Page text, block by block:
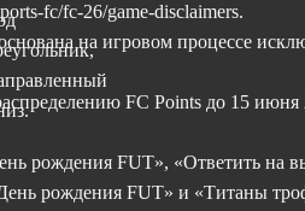
fc/fc-26/game-disclaimers.
на игровом процессе
FC Points до 15
рождения FUT», «Ответить на
рождения FUT» и «Титаны